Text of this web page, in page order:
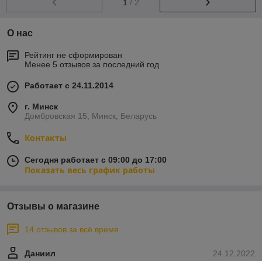
1 / 2
О нас
Рейтинг не сформирован
Менее 5 отзывов за последний год
Работает с 24.11.2014
г. Минск
Домбровская 15, Минск, Беларусь
Контакты
Сегодня работает с 09:00 до 17:00
Показать весь график работы
Отзывы о магазине
14 отзывов за всё время
24.12.2022
Даниил